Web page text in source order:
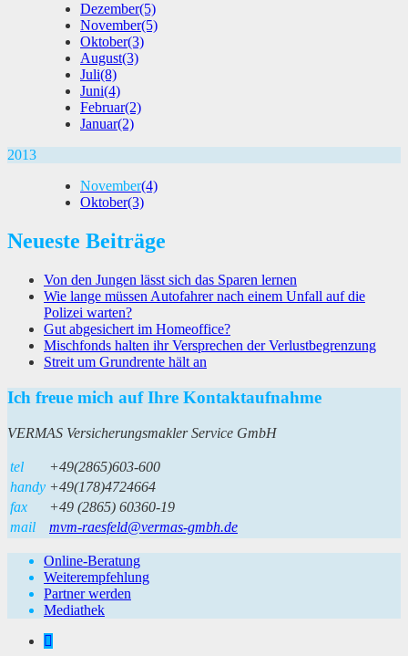
Dezember(5)
November(5)
Oktober(3)
August(3)
Juli(8)
Juni(4)
Februar(2)
Januar(2)
2013
November(4)
Oktober(3)
Neueste Beiträge
Von den Jungen lässt sich das Sparen lernen
Wie lange müssen Autofahrer nach einem Unfall auf die
Polizei warten?
Gut abgesichert im Homeoffice?
Mischfonds halten ihr Versprechen der Verlustbegrenzung
Streit um Grundrente hält an
Ich freue mich auf Ihre Kontaktaufnahme
VERMAS Versicherungsmakler Service GmbH
tel
+49(2865)603-600
handy +49(178)4724664
fax
+49 (2865) 60360-19
mail
mvm-raesfeld@vermas-gmbh.de
Online-Beratung
Weiterempfehlung
Partner werden
Mediathek